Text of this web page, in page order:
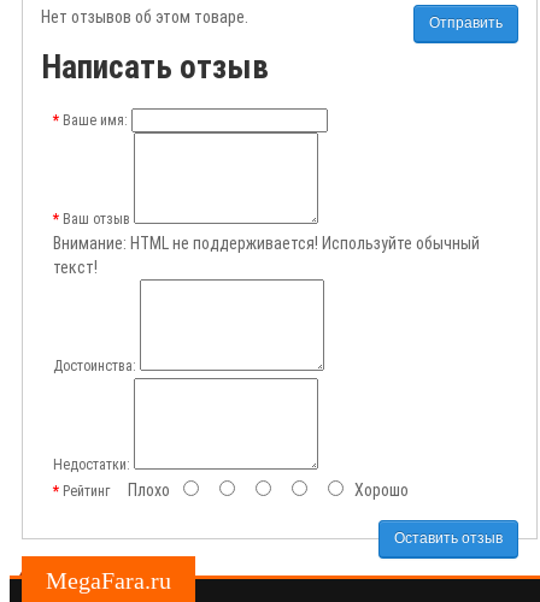
Отправить
Нет отзывов об этом товаре.
Написать отзыв
Ваше имя:
Ваш отзыв
Внимание: HTML не поддерживается! Используйте обычный
текст!
Достоинства:
Недостатки:
РейтингПлохо Хорошо
Оставить отзыв
MegaFara.ru